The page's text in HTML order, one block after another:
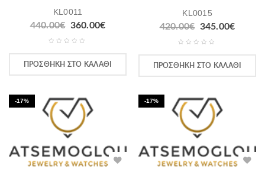
KL0011
440.00€ 360.00€
ΠΡΟΣΘΉΚΗ ΣΤΟ ΚΑΛΆΘΙ
KL0015
420.00€ 345.00€
ΠΡΟΣΘΉΚΗ ΣΤΟ ΚΑΛΆΘΙ
-17% -17%